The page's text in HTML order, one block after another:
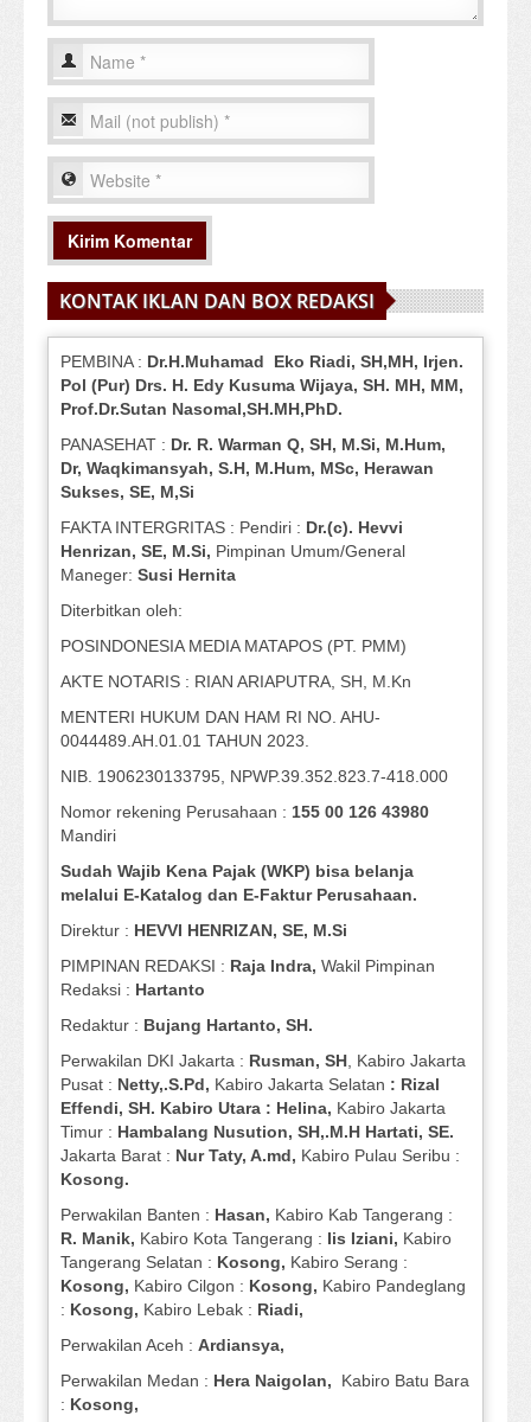
KONTAK IKLAN DAN BOX REDAKSI
PEMBINA : Dr.H.Muhamad Eko Riadi, SH,MH, Irjen.
Pol (Pur) Drs. H. Edy Kusuma Wijaya, SH. MH, MM,
Prof.Dr.Sutan Nasomal,SH.MH,PhD.
PANASEHAT : Dr. R. Warman Q, SH, M.Si, M.Hum,
Dr, Waqkimansyah, S.H, M.Hum, MSc, Herawan
Sukses, SE, M,Si
FAKTA INTERGRITAS : Pendiri : Dr.(c). Hevvi
Henrizan, SE, M.Si, Pimpinan Umum/General
Maneger: Susi Hernita
Diterbitkan oleh:
POSINDONESIA MEDIA MATAPOS (PT. PMM)
AKTE NOTARIS : RIAN ARIAPUTRA, SH, M.Kn
MENTERI HUKUM DAN HAM RI NO. AHU-
0044489.AH.01.01 TAHUN 2023.
NIB. 1906230133795, NPWP.39.352.823.7-418.000
Nomor rekening Perusahaan : 155 00 126 43980
Mandiri
Sudah Wajib Kena Pajak (WKP) bisa belanja
melalui E-Katalog dan E-Faktur Perusahaan.
Direktur : HEVVI HENRIZAN, SE, M.Si
PIMPINAN REDAKSI : Raja Indra, Wakil Pimpinan
Redaksi : Hartanto
Redaktur : Bujang Hartanto, SH.
Perwakilan DKI Jakarta : Rusman, SH , Kabiro Jakarta
Pusat : Netty,.S.Pd, Kabiro Jakarta Selatan : Rizal
Effendi, SH. Kabiro Utara : Helina, Kabiro Jakarta
Timur : Hambalang Nusution, SH,.M.H Hartati, SE.
Jakarta Barat : Nur Taty, A.md, Kabiro Pulau Seribu :
Kosong.
Perwakilan Banten : Hasan, Kabiro Kab Tangerang :
R. Manik, Kabiro Kota Tangerang : Iis Iziani, Kabiro
Tangerang Selatan : Kosong, Kabiro Serang :
Kosong, Kabiro Cilgon : Kosong, Kabiro Pandeglang
: Kosong, Kabiro Lebak : Riadi,
Perwakilan Aceh : Ardiansya,
Perwakilan Medan : Hera Naigolan, Kabiro Batu Bara
: Kosong,